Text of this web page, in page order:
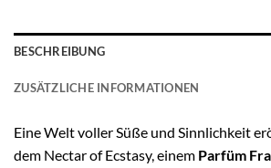
BESCHREIBUNG
ZUSÄTZLICHE INFORMATIONEN
Eine Welt voller Süße und Sinnlichkeit
dem Nectar of Ecstasy, einem Parfüm